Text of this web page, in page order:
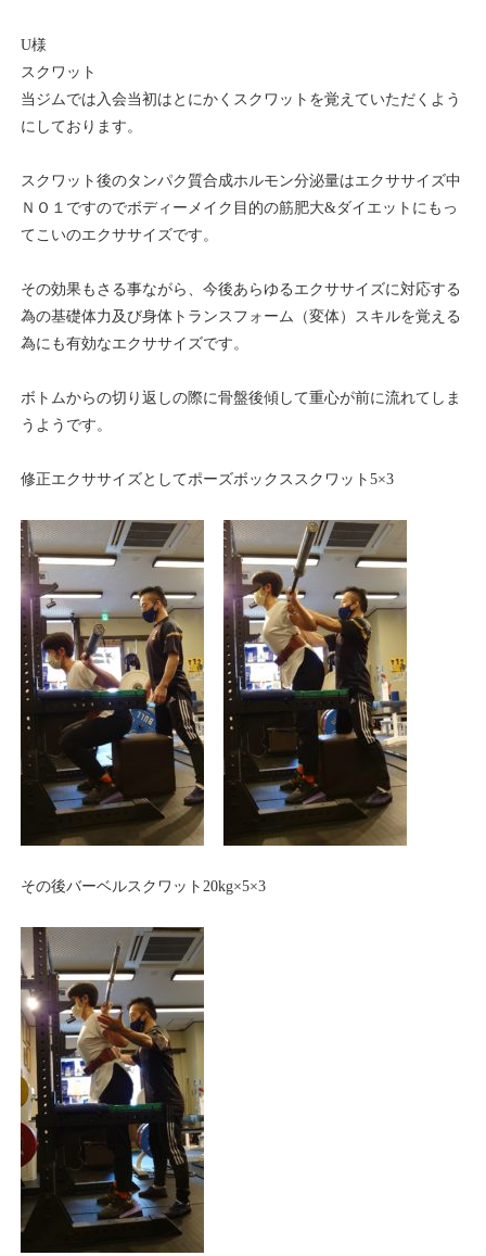
U様
スクワット
当ジムでは入会当初はとにかくスクワットを覚えていただくよう
にしております。
スクワット後のタンパク質合成ホルモン分泌量はエクササイズ中
ＮＯ１ですのでボディーメイク目的の筋肥大&ダイエットにもっ
てこいのエクササイズです。
その効果もさる事ながら、今後あらゆるエクササイズに対応する
為の基礎体力及び身体トランスフォーム（変体）スキルを覚える
為にも有効なエクササイズです。
ボトムからの切り返しの際に骨盤後傾して重心が前に流れてしま
うようです。
修正エクササイズとしてポーズボックススクワット5×3
その後バーベルスクワット20kg×5×3